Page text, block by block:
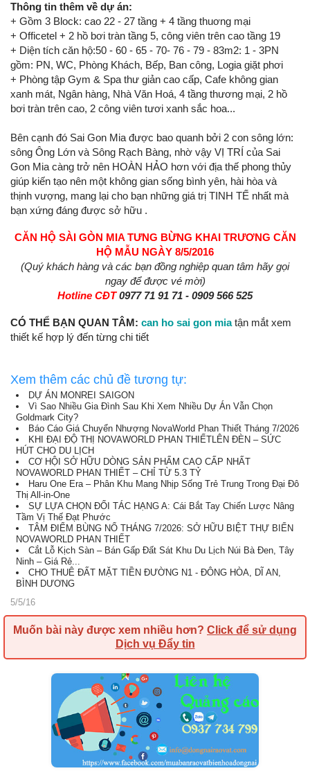
Thông tin thêm về dự án:
+ Gồm 3 Block: cao 22 - 27 tầng + 4 tầng thuơng mại
+ Officetel + 2 hồ bơi tràn tầng 5, công viên trên cao tầng 19
+ Diện tích căn hộ:50 - 60 - 65 - 70- 76 - 79 - 83m2: 1 - 3PN
gồm: PN, WC, Phòng Khách, Bếp, Ban công, Logia giặt phơi
+ Phòng tập Gym & Spa thư giản cao cấp, Cafe không gian
xanh mát, Ngân hàng, Nhà Văn Hoá, 4 tầng thương mại, 2 hồ
bơi tràn trên cao, 2 công viên tươi xanh sắc hoa...
Bên cạnh đó Sai Gon Mia được bao quanh bởi 2 con sông lớn:
sông Ông Lớn và Sông Rạch Bàng, nhờ vậy VỊ TRÍ của Sai
Gon Mia càng trở nên HOÀN HẢO hơn với địa thế phong thủy
giúp kiến tạo nên một không gian sống bình yên, hài hòa và
thịnh vượng, mang lại cho bạn những giá trị TINH TẾ nhất mà
bạn xứng đáng được sở hữu .
CĂN HỘ SÀI GÒN MIA TƯNG BỪNG KHAI TRƯƠNG CĂN
HỘ MẪU NGÀY 8/5/2016
(Quý khách hàng và các bạn đồng nghiệp quan tâm hãy gọi
ngay để được vé mời)
Hotline CĐT0977 71 91 71 - 0909 566 525
CÓ THỂ BẠN QUAN TÂM: can ho sai gon miatận mắt xem
thiết kế hợp lý đến từng chi tiết
Xem thêm các chủ đề tương tự:
DỰ ÁN MONREI SAIGON
Vì Sao Nhiều Gia Đình Sau Khi Xem Nhiều Dự Án Vẫn Chọn
Goldmark City?
Báo Cáo Giá Chuyển Nhượng NovaWorld Phan Thiết Tháng 7/2026
KHI ĐẠI ĐỘ THỊ NOVAWORLD PHAN THIẾTLÊN ĐÈN – SỨC
HÚT CHO DU LỊCH
CƠ HỘI SỞ HỮU DÒNG SẢN PHẨM CAO CẤP NHẤT
NOVAWORLD PHAN THIẾT – CHỈ TỪ 5.3 TỶ
Haru One Era – Phân Khu Mang Nhịp Sống Trẻ Trung Trong Đại Đô
Thị All-in-One
SỰ LỰA CHỌN ĐỐI TÁC HẠNG A: Cái Bắt Tay Chiến Lược Nâng
Tầm Vị Thế Đạt Phước
TÂM ĐIỂM BÙNG NỔ THÁNG 7/2026: SỞ HỮU BIỆT THỰ BIỂN
NOVAWORLD PHAN THIẾT
Cắt Lỗ Kịch Sàn – Bán Gấp Đất Sát Khu Du Lịch Núi Bà Đen, Tây
Ninh – Giá Rẻ...
CHO THUÊ ĐẤT MẶT TIỀN ĐƯỜNG N1 - ĐÔNG HÒA, DĨ AN,
BÌNH DƯƠNG
5/5/16
Muốn bài này được xem nhiều hơn? Click để sử dụng
Dịch vụ Đẩy tin